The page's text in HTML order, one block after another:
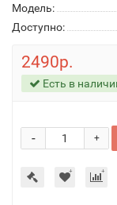
Модель:
Доступно:
2490р.
Есть в
+
-